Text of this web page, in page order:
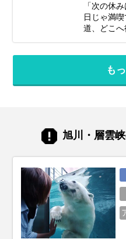
対喜ぶお
ィ、ホテ
な持ち物
「次の休
日じゃ満
道、どこ
をたっぷ
事では、
届けしま
行を実現
も
旭川・層雲